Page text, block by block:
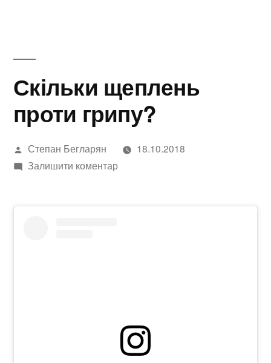
Скільки щеплень
проти грипу?
Написано
автором
Степан Бегларян
18.10.2018
Залишити коментардо